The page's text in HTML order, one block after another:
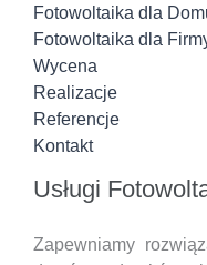
Fotowoltaika dla
Fotowoltaika dla
Wycena
Realizacje
Referencje
Kontakt
Usługi
Zapewniamy